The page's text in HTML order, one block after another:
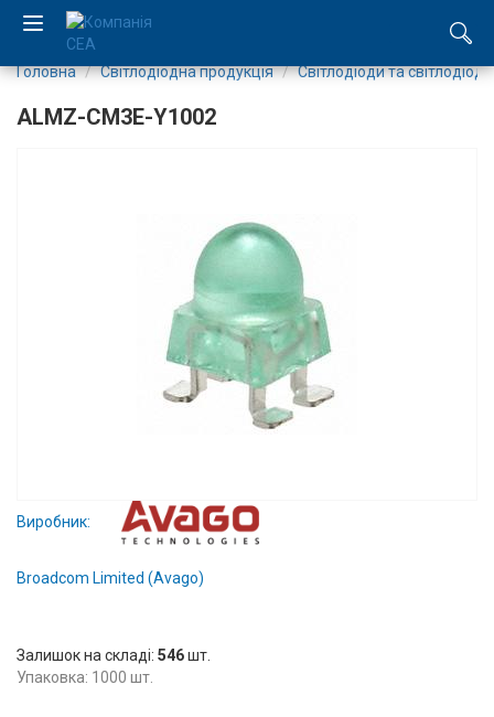
Виробництво
Вхід/
авторизація
Контакти
Головна Світлодіодна продукція Світлодіоди та
ALMZ-CM3E-Y1002
Виробник:
Broadcom Limited (Avago)
Залишок на складі: 546шт.
Упаковка: 1000 шт.